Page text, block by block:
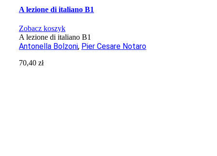
A lezione di italiano B1
Zobacz koszyk
A lezione di italiano B1
Antonella Bolzoni, Pier Cesare Notaro
70,40zł